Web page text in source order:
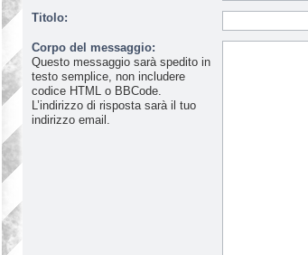
Titolo:
Corpo del messaggio:
Questo messaggio sarà spedito in
testo semplice, non includere
codice HTML o BBCode.
L’indirizzo di risposta sarà il tuo
indirizzo email.